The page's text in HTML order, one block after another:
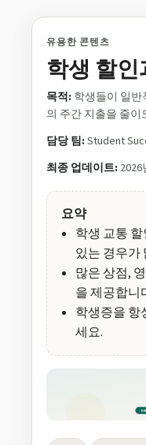
유용한 콘텐츠
학생 할인
목적: 학생들이 일반
의 주간 지출을 줄이
담당 팀: Student
최종 업데이트: 2026
요약
학생 교통
있는 경우가
많은 상점,
을 제공합니
학생증을 항
세요.